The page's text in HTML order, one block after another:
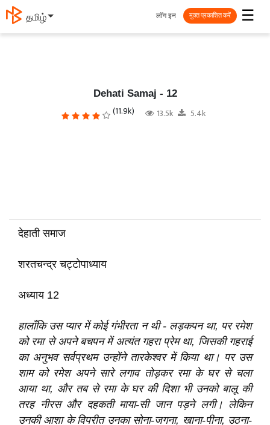
தமிழ் ☰
लॉग इन मुक्त प्रकाशित करें
Dehati Samaj - 12
(11.9k) 13.5k 5.4k
देहाती समाज
शरतचन्द्र चट्टोपाध्याय
अध्याय 12
हालाँकि उस प्यार में कोई गंभीरता न थी - लड़कपन था, पर रमेश
को रमा से अपने बचपन में अत्यंत गहरा प्रेम था, जिसकी गहराई
का अनुभव सर्वप्रथम उन्होंने तारकेश्‍वर में किया था। पर उस
शाम को रमेश अपने सारे लगाव तोड़कर रमा के घर से चला
आया था, और तब से रमा के घर की दिशा भी उनको बालू की
तरह नीरस और दहकती माया-सी जान पड़ने लगी। लेकिन
उनकी आशा के विपरीत उनका सोना-जगना, खाना-पीना, उठना-